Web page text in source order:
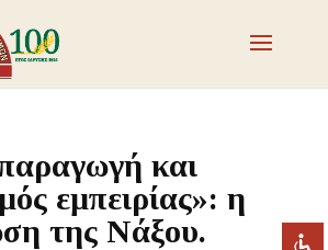
επικεφαλίδες και
εμπειρίας»: η
της Νάξου.